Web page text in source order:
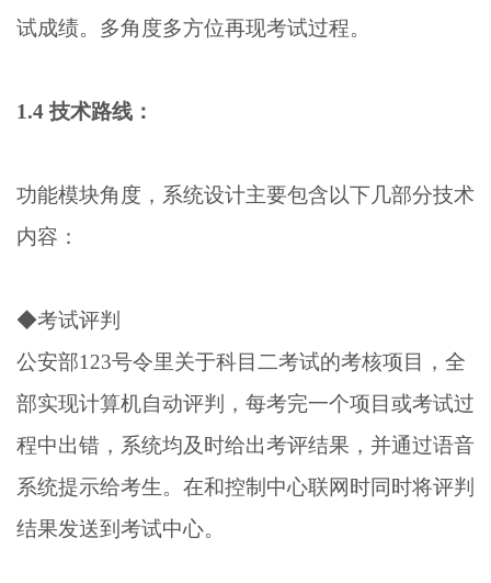
试成绩。多角度多方位再现考试过程。
1.4 技术路线：
功能模块角度，系统设计主要包含以下几部分技术
内容：
◆考试评判
公安部123号令里关于科目二考试的考核项目，全
部实现计算机自动评判，每考完一个项目或考试过
程中出错，系统均及时给出考评结果，并通过语音
系统提示给考生。在和控制中心联网时同时将评判
结果发送到考试中心。